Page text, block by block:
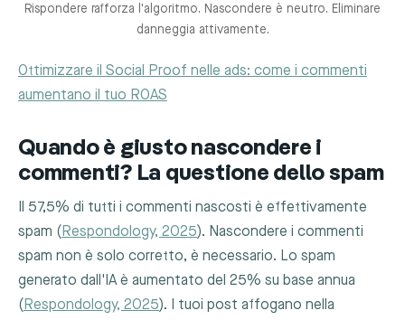
Rispondere rafforza l'algoritmo. Nascondere è neutro. Eliminare
danneggia attivamente.
Ottimizzare il Social Proof nelle ads: come i commenti
aumentano il tuo ROAS
Quando è giusto nascondere i
commenti? La questione dello spam
Il 57,5% di tutti i commenti nascosti è effettivamente
spam (Respondology, 2025). Nascondere i commenti
spam non è solo corretto, è necessario. Lo spam
generato dall'IA è aumentato del 25% su base annua
(Respondology, 2025). I tuoi post affogano nella